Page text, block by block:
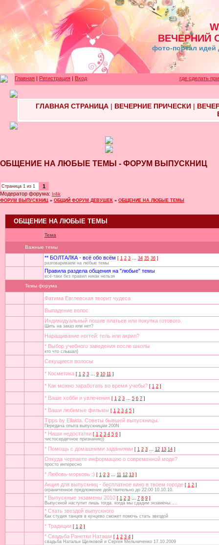
ВЕЧЕРНИЙ
фото-портал идей
Главная | Регистрация | Вход где сделать
ГЛАВНАЯ СТРАНИЦА| ВЕЧЕРНИЕ ПРИЧЕСКИ|
ОБЩЕНИЕ НА ЛЮБЫЕ ТЕМЫ - ФОРУМ ВЫПУСКНИЦ
Страница 1 из 1
1
Модератор форума:
Ir4ik
ФОРУМ ВЫПУСКНИЦ » ОБЩИЙ ФОРУМ ДЕВУШЕК » ОБЩЕНИЕ НА ЛЮБЫЕ ТЕМЫ
ОБЩЕНИЕ НА ЛЮБЫЕ ТЕМЫ
Тема
Важные темы
** БОЛТАЛКА - всё обо всём [ 1 2 3… 34 35 36]
разговариваем на любые темы
Правила раздела общения на "любые" темы
всё-таки без правил никак нельзя
Темы форума
Фатима Евглевская творит чудеса
Выпадение волос
Индивидуальный пошив платьев или покупка готового.
Шить на заказ или нет?
Наращивание ногтей: гель или акрил?
* Выбор учебного заведения после школы
кто что слышал)
Секущиеся волосы
* Косметика [ 1 2 3… 9 10 11]
* Как можно заработать во время учебы? [ 1 2]
* Ваше хобби и увлечения [ 1 2 3… 5 6 7]
* Ваши любимые фильмы [ 1 2 3 4 5]
Tipps by Ellaida. Советы бывшей выпускницы.
Передача опыта выпускницам 200N
* Наши недостатки [ 1 2 3 4 5 6]
чистосердечное признание))
* Помощь с домашними заданиями [ 1 2 3… 12 13 14]
Откуда черпаете информацию о современной моде?
просто интересно
* Любовь-морковь :) [ 1 2 3… 11 12 13]
Акция для выпускниц - бесплатное кино в твоем городе [ 1 2]
ограниченное предложение действительно до 22:00 10.10.10.
* Выпускные экзамены 2010 [ 1 2 3… 7 8 9]
Выпускной наступит лишь тогда, когда мы сдадим экзамены.....
* Стать звездой выпускного
Как студия танцев в кунцево сможет помочь стать звездой
* Традиции [ 1 2]
* Свадьба Ранетки Наташи [ 1 2 3 4]
свадьба Натальи Щелковой и Сергея Мельниченко 17.10.2009